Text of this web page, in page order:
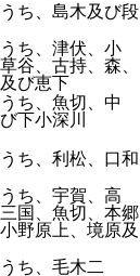
ち、島木及び段
ち、津伏、小
谷、古持、森、
び恵下
ち、魚切、中
下小深川
ち、利松、口和
ち、宇賀、高
国、魚切、本郷
野原上、境原及
ち、毛木二